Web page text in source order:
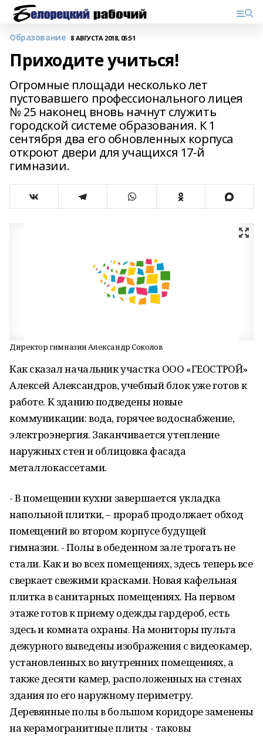
Образование 8 АВГУСТА 2018, 05:51
Приходите учиться!
Огромные площади несколько лет
пустовавшего профессионального лицея
№ 25 наконец вновь начнут служить
городской системе образования. К 1
сентября два его обновленных корпуса
откроют двери для учащихся 17-й
гимназии.
Директор гимназии Александр Соколов
Как сказал начальник участка ООО «ГЕОСТРОЙ»
Алексей Александров, учебный блок уже готов к
работе. К зданию подведены новые
коммуникации: вода, горячее водоснабжение,
электроэнергия. Заканчивается утепление
наружных стен и облицовка фасада
металлокассетами.
- В помещении кухни завершается укладка
напольной плитки, – прораб продолжает обход
помещений во втором корпусе будущей
гимназии. - Полы в обеденном зале трогать не
стали. Как и во всех помещениях, здесь теперь все
сверкает свежими красками. Новая кафельная
плитка в санитарных помещениях. На первом
этаже готов к приему одежды гардероб, есть
здесь и комната охраны. На мониторы пульта
дежурного выведены изображения с видеокамер,
установленных во внутренних помещениях, а
также десяти камер, расположенных на стенах
здания по его наружному периметру.
Деревянные полы в большом коридоре заменены
на керамогранитные плиты - таковы